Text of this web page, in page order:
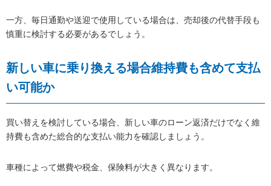
一方、毎日通勤や送迎で使用している場合は、売却後の代替手段も
慎重に検討する必要があるでしょう。
新しい車に乗り換える場合維持費も含めて支払
い可能か
買い替えを検討している場合、新しい車のローン返済だけでなく維
持費も含めた総合的な支払い能力を確認しましょう。
車種によって燃費や税金、保険料が大きく異なります。